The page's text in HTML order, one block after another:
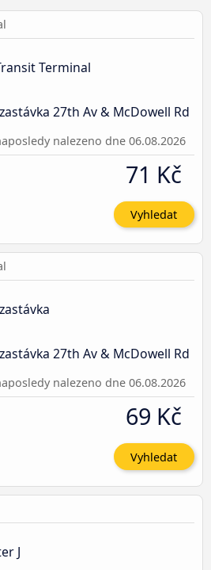
Terminal
27th Av & McDowell Rd
nalezeno dne 06.08.2026
71 Kč
Vyhledat
27th Av & McDowell Rd
nalezeno dne 06.08.2026
69 Kč
Vyhledat
J